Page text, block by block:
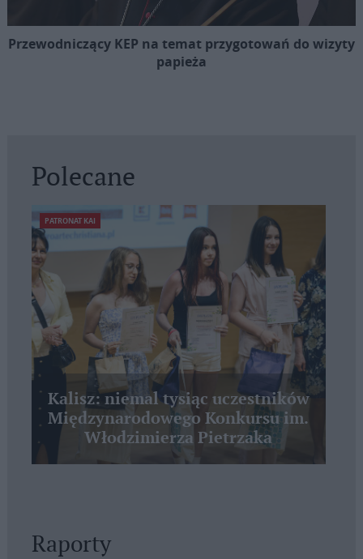
Przewodniczący KEP na temat przygotowań do wizyty
papieża
Polecane
PATRONAT KAI
Kalisz: niemal tysiąc uczestników
Międzynarodowego Konkursu im.
Włodzimierza Pietrzaka
Raporty